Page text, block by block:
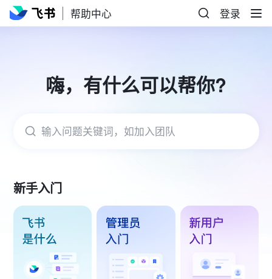
帮助中心 登录
嗨，有什么可以帮你?
输入问题关键词，如加入团队
新手入门